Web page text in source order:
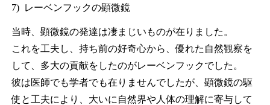
7) レーベンフックの顕微鏡
当時、顕微鏡の発達は凄まじいものが在りました。
これを工夫し、持ち前の好奇心から、優れた自然観察を
して、多大の貢献をしたのがレーベンフックでした。
彼は医師でも学者でも在りませんでしたが、顕微鏡の駆
使と工夫により、大いに自然界や人体の理解に寄与して